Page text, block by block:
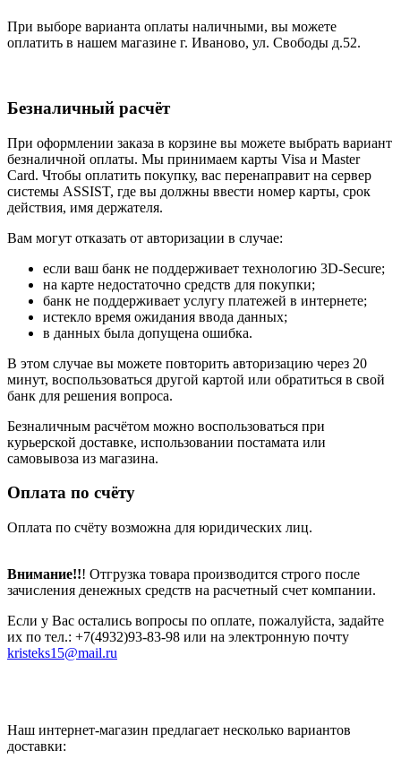
При выборе варианта оплаты наличными, вы можете
оплатить в нашем магазине г. Иваново, ул. Свободы д.52.
Безналичный расчёт
При оформлении заказа в корзине вы можете выбрать вариант
безналичной оплаты. Мы принимаем карты Visa и Master
Card. Чтобы оплатить покупку, вас перенаправит на сервер
системы ASSIST, где вы должны ввести номер карты, срок
действия, имя держателя.
Вам могут отказать от авторизации в случае:
если ваш банк не поддерживает технологию 3D-Secure;
на карте недостаточно средств для покупки;
банк не поддерживает услугу платежей в интернете;
истекло время ожидания ввода данных;
в данных была допущена ошибка.
В этом случае вы можете повторить авторизацию через 20
минут, воспользоваться другой картой или обратиться в свой
банк для решения вопроса.
Безналичным расчётом можно воспользоваться при
курьерской доставке, использовании постамата или
самовывоза из магазина.
Оплата по счёту
Оплата по счёту возможна для юридических лиц.
Внимание!!! Отгрузка товара производится строго после
зачисления денежных средств на расчетный счет компании.
Если у Вас остались вопросы по оплате, пожалуйста, задайте
их по тел.: +7(4932)93-83-98 или на электронную почту
kristeks15@mail.ru
Наш интернет-магазин предлагает несколько вариантов
доставки: